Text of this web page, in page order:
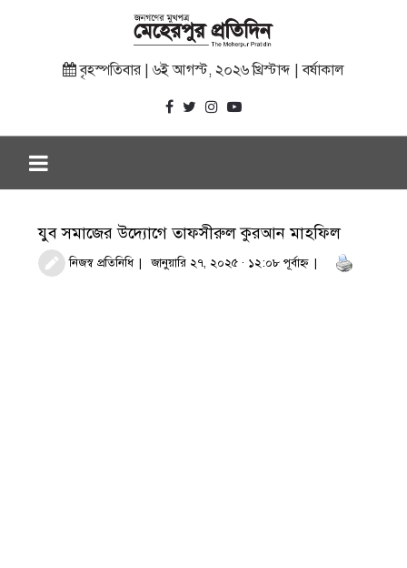
বৃহস্পতিবার | ৬ই আগস্ট, ২০২৬ খ্রিস্টাব্দ | বর্ষাকাল
যুব সমাজের উদ্যোগে তাফসীরুল কুরআন মাহফিল
নিজস্ব প্রতিনিধি জানুয়ারি ২৭, ২০২৫ · ১২:০৮ পূর্বাহ্ণ